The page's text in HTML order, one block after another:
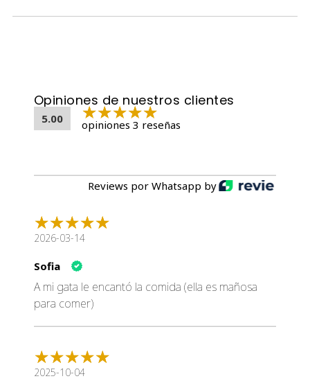
Aceite de Soja
Betaína
Carbonato de Calcio
Avena Integral
Fructooligosacáridos (FOS)
Vitaminas y Minerales
vitamina E, vitamina C, niacina, tiamina, piridoxina,
ácido fólico, vitamina D3, sulfato ferroso, óxido de
zinc, sulfato de cobre, óxido manganoso, yodato de
calcio, selenito de sodio.
Tocoferoles Mixtos
Betacaroteno
Opiniones de nuestros clientes
5.00 opiniones 3 reseñas
Reviews por Whatsapp by
2026-03-14
Sofia
A mi gata le encantó la comida (ella es mañosa
para comer)
2025-10-04